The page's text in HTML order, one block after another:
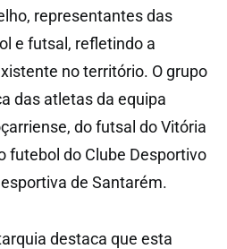
representantes das
e futsal, refletindo a
no território. O grupo
das atletas da equipa
do futsal do Vitória
futebol do Clube Desportivo
de Santarém.
destaca que esta